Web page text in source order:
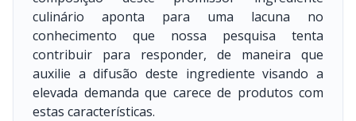
culinário aponta para uma lacuna no
conhecimento que nossa pesquisa tenta
contribuir para responder, de maneira que
auxilie a difusão deste ingrediente visando a
elevada demanda que carece de produtos com
estas características.